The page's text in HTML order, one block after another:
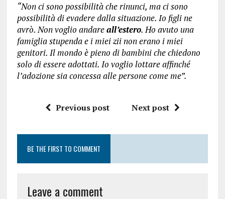
“Non ci sono possibilità che rinunci, ma ci sono
possibilità di evadere dalla situazione. Io figli ne
avrò. Non voglio andareall’estero. Ho avuto una
famiglia stupenda e i miei zii non erano i miei
genitori. Il mondo è pieno di bambini che chiedono
solo di essere adottati. Io voglio lottare affinché
l’adozione sia concessa alle persone come me”.
Previous post Next post
BE THE FIRST TO COMMENT
Leave a comment